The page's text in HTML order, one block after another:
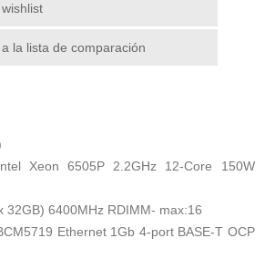
la lista de comparación
Xeon 6505P 2.2GHz 12-Core 150W
32GB) 6400MHz RDIMM- max:16
Ethernet 1Gb 4-port BASE-T OCP